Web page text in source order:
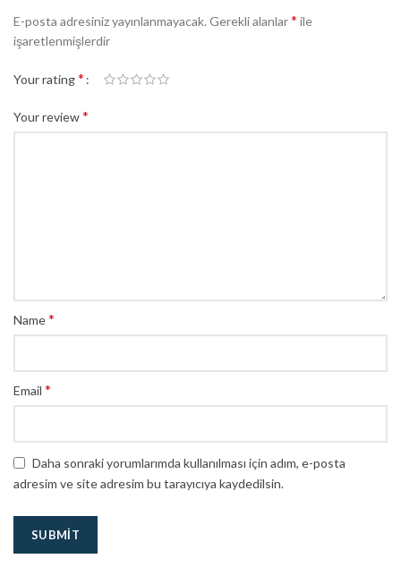
E-posta adresiniz yayınlanmayacak. Gerekli alanlar* ile
işaretlenmişlerdir
Your rating*
Your review*
Name*
Email *
Daha sonraki yorumlarımda kullanılması için adım, e-posta
adresim ve site adresim bu tarayıcıya kaydedilsin.